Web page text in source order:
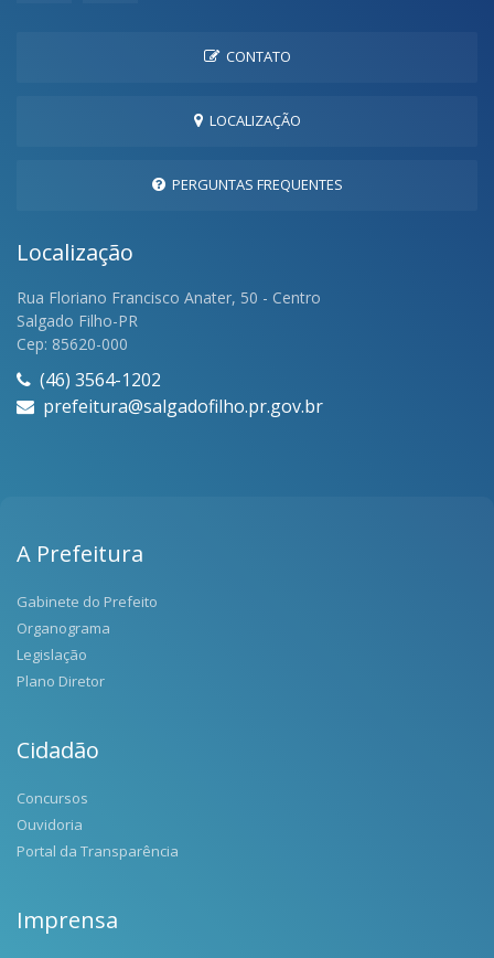
CONTATO
LOCALIZAÇÃO
PERGUNTAS FREQUENTES
Localização
Rua Floriano Francisco Anater, 50 - Centro
Salgado Filho-PR
Cep: 85620-000
(46) 3564-1202
prefeitura@salgadofilho.pr.gov.br
A Prefeitura
Gabinete do Prefeito
Organograma
Legislação
Plano Diretor
Cidadão
Concursos
Ouvidoria
Portal da Transparência
Imprensa